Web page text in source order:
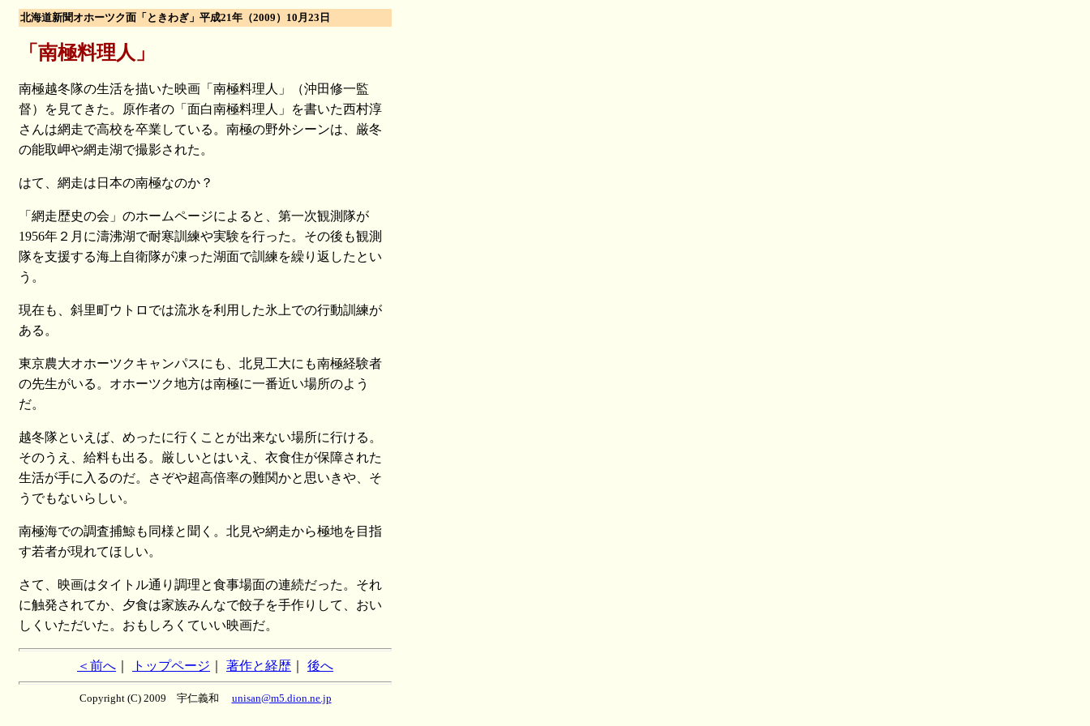
北海道新聞オホーツク面「ときわぎ」平成21年（2009）10月23日
「南極料理人」
南極越冬隊の生活を描いた映画「南極料理人」（沖田修一監
督）を見てきた。原作者の「面白南極料理人」を書いた西村淳
さんは網走で高校を卒業している。南極の野外シーンは、厳冬
の能取岬や網走湖で撮影された。
はて、網走は日本の南極なのか？
「網走歴史の会」のホームページによると、第一次観測隊が
1956年２月に濤沸湖で耐寒訓練や実験を行った。その後も観測
隊を支援する海上自衛隊が凍った湖面で訓練を繰り返したとい
う。
現在も、斜里町ウトロでは流氷を利用した氷上での行動訓練が
ある。
東京農大オホーツクキャンパスにも、北見工大にも南極経験者
の先生がいる。オホーツク地方は南極に一番近い場所のよう
だ。
越冬隊といえば、めったに行くことが出来ない場所に行ける。
そのうえ、給料も出る。厳しいとはいえ、衣食住が保障された
生活が手に入るのだ。さぞや超高倍率の難関かと思いきや、そ
うでもないらしい。
南極海での調査捕鯨も同様と聞く。北見や網走から極地を目指
す若者が現れてほしい。
さて、映画はタイトル通り調理と食事場面の連続だった。それ
に触発されてか、夕食は家族みんなで餃子を手作りして、おい
しくいただいた。おもしろくていい映画だ。
＜前へ トップページ 著作と経歴 後へ
Copyright (C) 2009 宇仁義和 unisan@m5.dion.ne.jp